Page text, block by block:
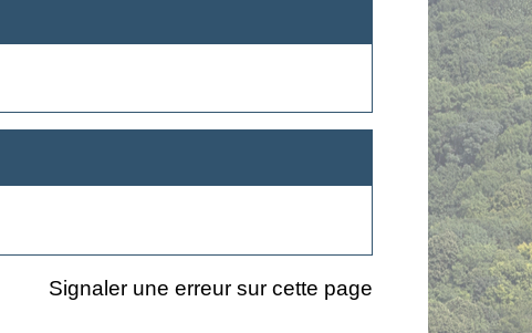
Signaler une erreur sur cette page